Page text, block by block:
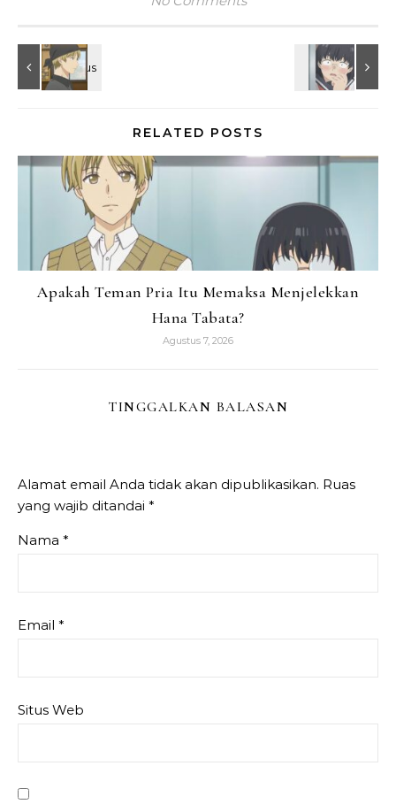
RELATED POSTS
Apakah Teman Pria Itu Memaksa Menjelekkan
Hana Tabata?
Agustus 7, 2026
TINGGALKAN BALASAN
Alamat email Anda tidak akan dipublikasikan. Ruas
yang wajib ditandai *
Nama *
Email *
Situs Web